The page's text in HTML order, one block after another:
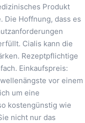
Produkt
Die Hoffnung, dass es
Cialis kann die
Rezeptpflichtige
Einkaufspreis:
vor einem
um eine
kostengünstig wie
nicht nur das